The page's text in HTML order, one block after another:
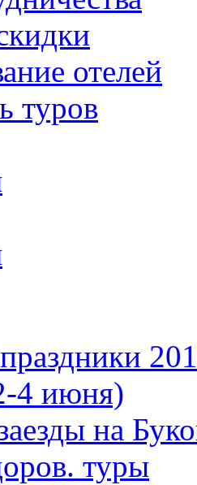
отелей
туров
4 июня)
на
туры